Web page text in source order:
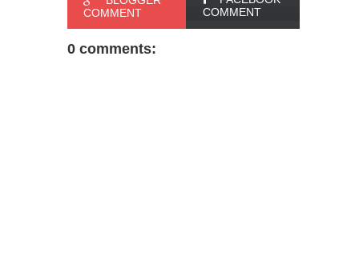
COMMENT
COMMENT
0 comments: